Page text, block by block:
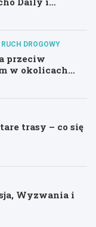
RUCH DROGOWY
przeciw
w okolicach
trasy – co się
Wyzwania i